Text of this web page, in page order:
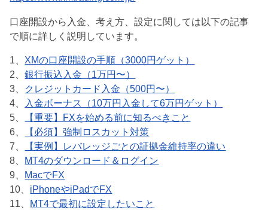
口座開設から入金、考え方、設定に関しては以下の記事
で順に詳しく説明しています。
1、 XMの口座開設の手順（3000円ゲット）
2、銀行振込入金（1万円〜）
3、 クレジットカード入金（500円〜）
4、
入金ボーナス（10万円入金して6万円ゲット）
5、
【重要】FXを始める前に知るべきこと
6、
【必須】強制ロスカット対策
7、
【実例】レバレッジごとの証拠金維持率の違い
8、 MT4のダウンロード＆ログイン
9、 MacでFX
10、 iPhoneやiPadでFX
11、 MT4で最初に設定したいこと